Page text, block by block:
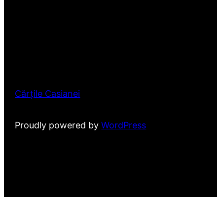
Cărțile Casianei
Proudly powered byWordPress